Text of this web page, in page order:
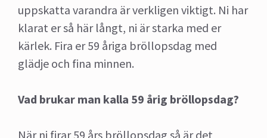
uppskatta varandra är verkligen viktigt. Ni har
klarat er så här långt, ni är starka med er
kärlek. Fira er 59 åriga bröllopsdag med
glädje och fina minnen.
Vad brukar man kalla 59 årig bröllopsdag?
När ni firar 59 års bröllopsdag så är det